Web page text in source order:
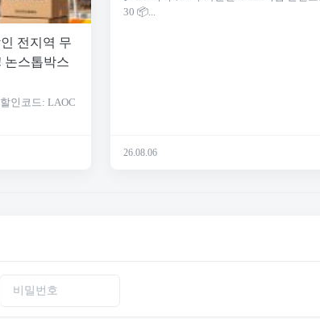
전지역 무
논스톱박스
인코드: LAOC
30 📦...
26.08.06